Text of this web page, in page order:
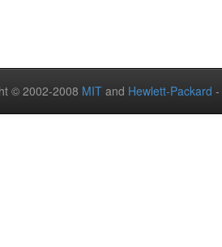
© 2002-2008 MIT and Hewlett-Packard -